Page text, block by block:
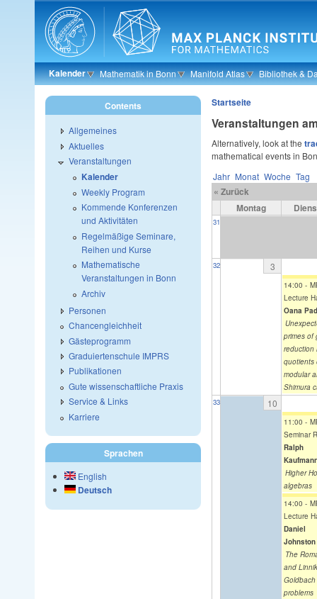
Skip to main content
Kalender Mathematik in Bonn Manifold Atlas Bibliothek &
Startseite
Veranstaltungen
Alternatively, look at the
mathematical events in
Jahr Monat Woche Tag
« Zurück
Montag
31
32 3
14:00 -
Lecture
Oana
primes of
reduction
quotients
modular
Shimura
33
10
11:00 -
Seminar
Ralph
Higher
algebras
14:00 -
Lecture
Daniel
Johnston
The
and
Goldbach
problems
Contents
Allgemeines
Aktuelles
Veranstaltungen
Kalender
Weekly Program
Kommende Konferenzen
und Aktivitäten
Regelmäßige Seminare,
Reihen und Kurse
Mathematische
Veranstaltungen in Bonn
Archiv
Personen
Chancengleichheit
Gästeprogramm
Graduiertenschule IMPRS
Publikationen
Gute wissenschaftliche Praxis
Service & Links
Karriere
Sprachen
English
Deutsch